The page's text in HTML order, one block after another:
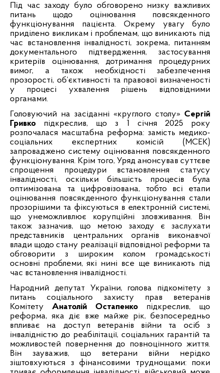
Під час заходу було обговорено низку важливих
питань щодо оцінювання повсякденного
функціонування пацієнта. Окрему увагу було
приділено викликам і проблемам, що виникають під
час встановлення інвалідності, зокрема, питанням
документального підтвердження, застосування
критеріїв оцінювання, дотримання процедурних
вимог, а також необхідності забезпечення
прозорості, об’єктивності та правової визначеності
у процесі ухвалення рішень відповідними
органами.
Головуючий на засіданні «круглого столу» Сергій
Гривко підкреслив, що з 1 січня 2025 року
розпочалася масштабна реформа: замість медико-
соціальних експертних комісій (МСЕК)
запроваджено систему оцінювання повсякденного
функціонування. Крім того, Уряд анонсував суттєве
спрощення процедури встановлення статусу
інвалідності, оскільки більшість процесів була
оптимізована та цифровізована, тобто всі етапи
оцінювання повсякденного функціонування стали
прозорішими та фіксуються в електронній системі,
що унеможливлює корупційні зловживання. Він
також зазначив, що метою заходу є заслухати
представників центральних органів виконавчої
влади щодо стану реалізації відповідної реформи та
обговорити з широким колом громадськості
основні проблеми, які нині все ще виникають під
час встановлення інвалідності.
Народний депутат України, голова підкомітету з
питань соціального захисту прав ветеранів
Комітету Анатолій Остапенко підкреслив, що
реформа, яка діє вже майже рік, безпосередньо
впливає на доступ ветеранів війни та осіб з
інвалідністю до реабілітації, соціальних гарантій та
можливостей повернення до повноцінного життя.
Він зауважив, що ветерани війни нерідко
зіштовхуються з фінансовими труднощами: поки